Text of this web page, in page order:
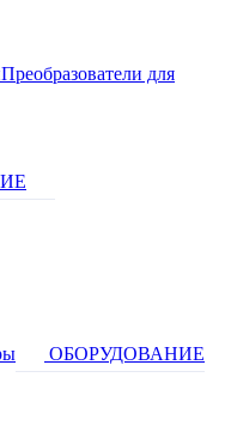
Преобразователи для
ОБОРУДОВАНИЕ